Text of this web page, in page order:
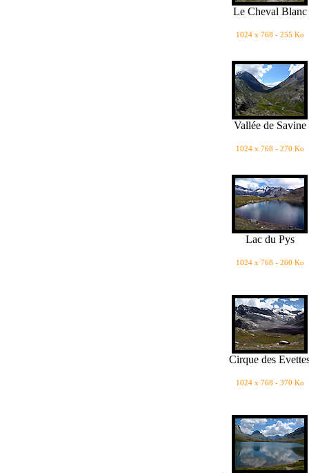
Le Cheval Blanc
1024 x 768 - 255 Ko
Vallée de Savine
1024 x 768 - 270 Ko
Lac du Pys
1024 x 768 - 260 Ko
Cirque des
1024 x 768 - 370 Ko